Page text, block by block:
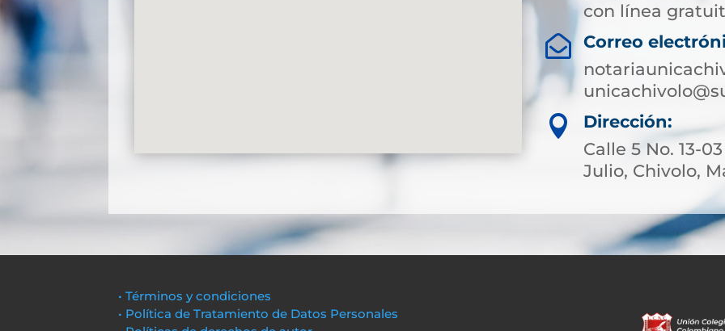
con línea

Correo

Dirección:
Calle 5 No. 13-
Julio, Chivolo,
• Términos y condiciones
• Política de Tratamiento de Datos Personales